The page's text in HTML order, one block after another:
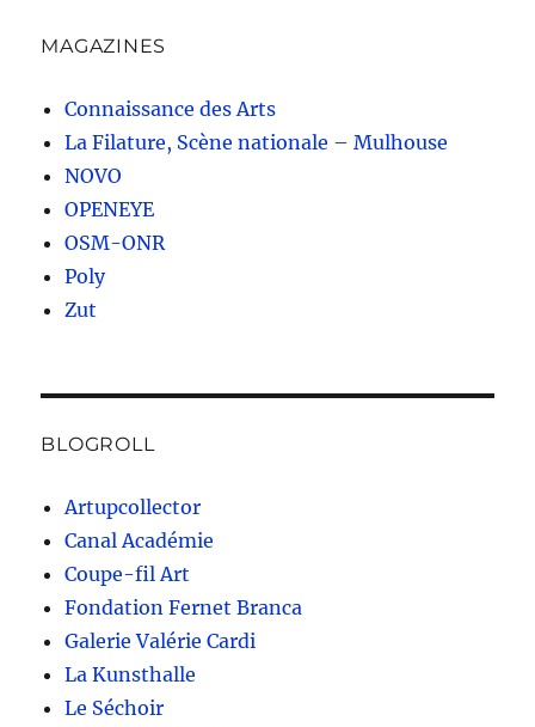
MAGAZINES
Connaissance des Arts
La Filature, Scène nationale – Mulhouse
NOVO
OPENEYE
OSM-ONR
Poly
Zut
BLOGROLL
Artupcollector
Canal Académie
Coupe-fil Art
Fondation Fernet Branca
Galerie Valérie Cardi
La Kunsthalle
Le Séchoir